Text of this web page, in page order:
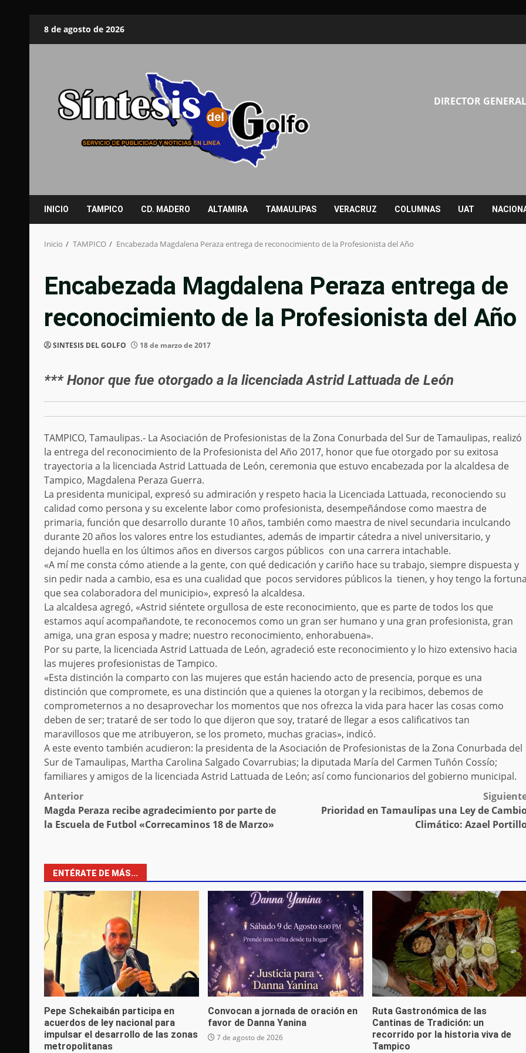
8 de agosto de 2026
DIRECTOR
INICIO TAMPICO CD. MADERO ALTAMIRA TAMAULIPAS VERACRUZ COLUMNAS UAT
Inicio TAMPICO Encabezada Magdalena Peraza entrega de reconocimiento de la Profesionista del Año
Encabezada Magdalena Peraza entrega de
reconocimiento de la Profesionista del Año
SINTESIS DEL GOLFO 18 de marzo de 2017
*** Honor que fue otorgado a la licenciada Astrid Lattuada de León
TAMPICO, Tamaulipas.- La Asociación de Profesionistas de la Zona Conurbada del Sur de Tamaulipas, realizó
la entrega del reconocimiento de la Profesionista del Año 2017, honor que fue otorgado por su exitosa
trayectoria a la licenciada Astrid Lattuada de León, ceremonia que estuvo encabezada por la alcaldesa de
Tampico, Magdalena Peraza Guerra.
La presidenta municipal, expresó su admiración y respeto hacia la Licenciada Lattuada, reconociendo su
calidad como persona y su excelente labor como profesionista, desempeñándose como maestra de
primaria, función que desarrollo durante 10 años, también como maestra de nivel secundaria inculcando
durante 20 años los valores entre los estudiantes, además de impartir cátedra a nivel universitario, y
dejando huella en los últimos años en diversos cargos públicos con una carrera intachable.
«A mí me consta cómo atiende a la gente, con qué dedicación y cariño hace su trabajo, siempre dispuesta y
sin pedir nada a cambio, esa es una cualidad que pocos servidores públicos la tienen, y hoy tengo la
que sea colaboradora del municipio», expresó la alcaldesa.
La alcaldesa agregó, «Astrid siéntete orgullosa de este reconocimiento, que es parte de todos los que
estamos aquí acompañandote, te reconocemos como un gran ser humano y una gran profesionista, gran
amiga, una gran esposa y madre; nuestro reconocimiento, enhorabuena».
Por su parte, la licenciada Astrid Lattuada de León, agradeció este reconocimiento y lo hizo extensivo hacia
las mujeres profesionistas de Tampico.
«Esta distinción la comparto con las mujeres que están haciendo acto de presencia, porque es una
distinción que compromete, es una distinción que a quienes la otorgan y la recibimos, debemos de
comprometernos a no desaprovechar los momentos que nos ofrezca la vida para hacer las cosas como
deben de ser; trataré de ser todo lo que dijeron que soy, trataré de llegar a esos calificativos tan
maravillosos que me atribuyeron, se los prometo, muchas gracias», indicó.
A este evento también acudieron: la presidenta de la Asociación de Profesionistas de la Zona Conurbada del
Sur de Tamaulipas, Martha Carolina Salgado Covarrubias; la diputada María del Carmen Tuñón Cossío;
familiares y amigos de la licenciada Astrid Lattuada de León; así como funcionarios del gobierno municipal.
Post
navigation
Anterior
Magda Peraza recibe agradecimiento por parte de
la Escuela de Futbol «Correcaminos 18 de Marzo»
Prioridad en Tamaulipas una Ley de
Climático: Azael
ENTÉRATE DE MÁS...
Pepe Schekaibán participa en
acuerdos de ley nacional para
impulsar el desarrollo de las zonas
metropolitanas
Convocan a jornada de oración en
favor de Danna Yanina
7 de agosto de 2026
Ruta Gastronómica de las
Cantinas de Tradición: un
recorrido por la historia viva de
Tampico